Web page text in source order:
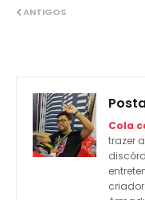
ANTIGOS
Cola
trazer